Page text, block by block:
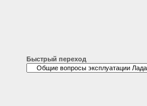
Быстрый переход